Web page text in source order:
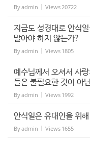
Byadmin Views20722
지금도 성경대로 안식
말아야 하지 않는가?
Byadmin Views 1805
예수님께서 오셔서 사
들은 불필요한 것이 아
Byadmin Views 1992
안식일은 유대인을 위
Byadmin Views 1655